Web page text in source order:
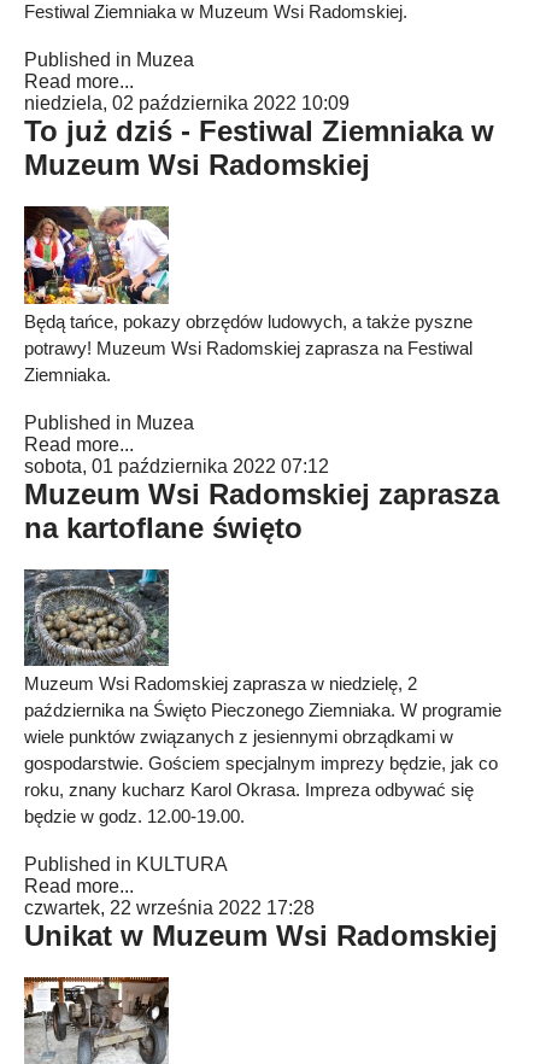
Festiwal Ziemniaka w Muzeum Wsi Radomskiej.
Published in Muzea
Read more...
niedziela, 02 października 2022 10:09
To już dziś - Festiwal Ziemniaka w
Muzeum Wsi Radomskiej
Będą tańce, pokazy obrzędów ludowych, a także pyszne
potrawy! Muzeum Wsi Radomskiej zaprasza na Festiwal
Ziemniaka.
Published in Muzea
Read more...
sobota, 01 października 2022 07:12
Muzeum Wsi Radomskiej zaprasza
na kartoflane święto
Muzeum Wsi Radomskiej zaprasza w niedzielę, 2
października na Święto Pieczonego Ziemniaka. W programie
wiele punktów związanych z jesiennymi obrządkami w
gospodarstwie. Gościem specjalnym imprezy będzie, jak co
roku, znany kucharz Karol Okrasa. Impreza odbywać się
będzie w godz. 12.00-19.00.
Published in KULTURA
Read more...
czwartek, 22 września 2022 17:28
Unikat w Muzeum Wsi Radomskiej